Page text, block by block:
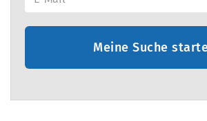
Meine Suche